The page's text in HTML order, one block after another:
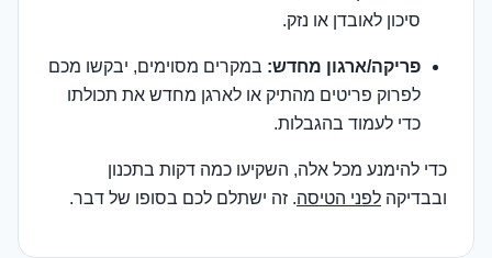
סיכון לאובדן או נזק.
פריקה/ארגון מחדש: במקרים מסוימים, יבקשו מכם
לפרוק פריטים מהתיק או לארגן מחדש את תכולתו
כדי לעמוד בהגבלות.
כדי להימנע מכל אלה, השקיעו כמה דקות בתכנון
ובבדיקה לפני הטיסה. זה ישתלם לכם בסופו של דבר.